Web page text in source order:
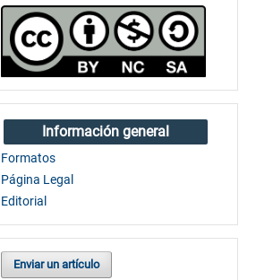
Información general
Formatos
Página Legal
Editorial
Enviar un artículo